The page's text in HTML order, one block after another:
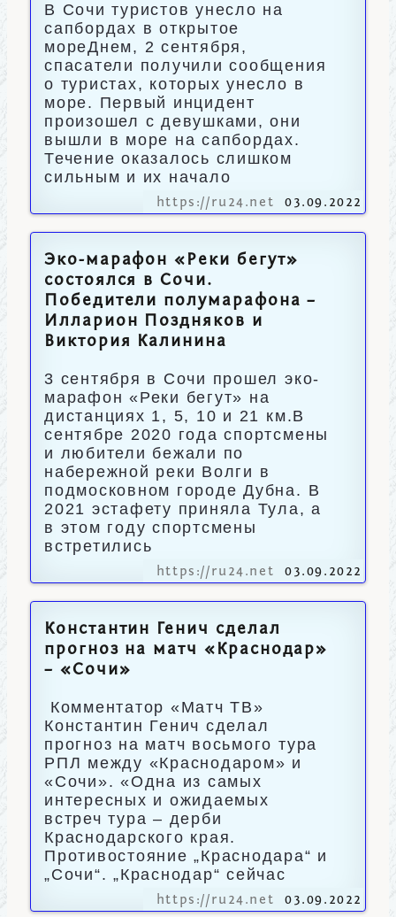
В Сочи туристов унесло на
сапбордах в открытое
мореДнем, 2 сентября,
спасатели получили сообщения
о туристах, которых унесло в
море. Первый инцидент
произошел с девушками, они
вышли в море на сапбордах.
Течение оказалось слишком
сильным и их начало
https://ru24.net 03.09.2022
Эко-марафон «Реки бегут»
состоялся в Сочи.
Победители полумарафона –
Илларион Поздняков и
Виктория Калинина
3 сентября в Сочи прошел эко-
марафон «Реки бегут» на
дистанциях 1, 5, 10 и 21 км.В
сентябре 2020 года спортсмены
и любители бежали по
набережной реки Волги в
подмосковном городе Дубна. В
2021 эстафету приняла Тула, а
в этом году спортсмены
встретились
https://ru24.net 03.09.2022
Константин Генич сделал
прогноз на матч «Краснодар»
– «Сочи»
Комментатор «Матч ТВ»
Константин Генич сделал
прогноз на матч восьмого тура
РПЛ между «Краснодаром» и
«Сочи». «Одна из самых
интересных и ожидаемых
встреч тура – дерби
Краснодарского края.
Противостояние „Краснодара“ и
„Сочи“. „Краснодар“ сейчас
https://ru24.net 03.09.2022